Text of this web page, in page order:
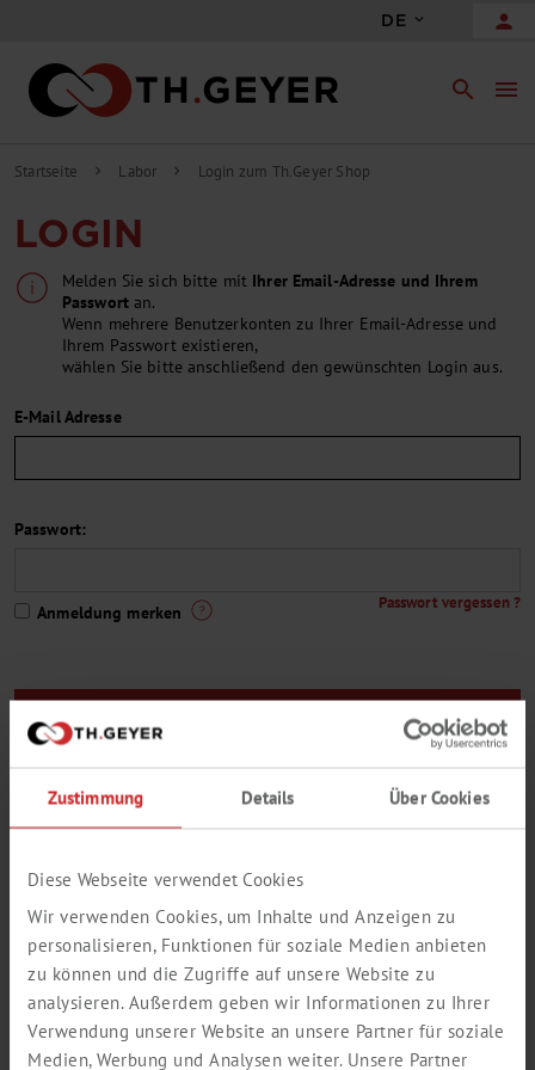
Zustimmung Details Über Cookies
Diese Webseite verwendet Cookies
Wir verwenden Cookies, um Inhalte und Anzeigen zu
personalisieren, Funktionen für soziale Medien anbieten
zu können und die Zugriffe auf unsere Website zu
analysieren. Außerdem geben wir Informationen zu Ihrer
Verwendung unserer Website an unsere Partner für soziale
Medien, Werbung und Analysen weiter. Unsere Partner
DE person
search menu
Startseite chevron_right Labor chevron_right Login zum Th.Geyer Shop
LOGIN
Melden Sie sich bitte mit Ihrer Email-Adresse und Ihrem
Passwortan.
Wenn mehrere Benutzerkonten zu Ihrer Email-Adresse und
Ihrem Passwort existieren,
wählen Sie bitte anschließend den gewünschten Login aus.
E-Mail Adresse
Passwort:
Anmeldung merken Passwort vergessen ?
Sie sind noch kein Th. Geyer-Kunde oder Sie haben noch keinen
Zugang zum Webshop ?
Hier geht es zur Registrierung
Eine kleine Auswahl aus unserem Lieferprogramm: